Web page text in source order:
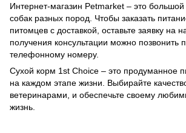
Интернет-магазин Petmarket – это
собак разных пород. Чтобы заказать
питомцев с доставкой, оставьте заявку на
получения консультации можно позвонить
телефонному номеру.
Сухой корм 1st Choice – это продуманное
на каждом этапе жизни. Выбирайте
ветеринарами, и обеспечьте своему
жизнь.